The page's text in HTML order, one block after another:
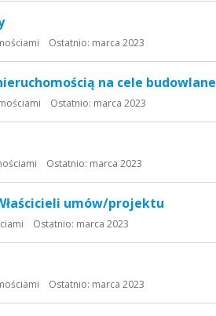
Ostatnio: marca 2023
na cele budowlane
Ostatnio: marca 2023
Ostatnio: marca 2023
umów/projektu
Ostatnio: marca 2023
Ostatnio: marca 2023